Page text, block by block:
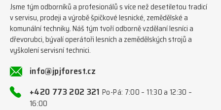
Jsme tým odborníků a profesionálů s více než desetiletou tradicí
v servisu, prodeji a výrobě špičkové lesnické, zemědělské a
komunální techniky. Náš tým tvoří odborně vzdělaní lesníci a
dřevorubci, bývalí operátoři lesních a zemědělských strojů a
vyškolení servisní technici.
info@jpjforest.cz
+420 773 202 321Po-Pá: 7:00 – 11:30 a 12:30 –
16:00